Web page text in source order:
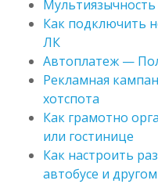
Как подключить
ЛК
Автоплатеж —
Рекламная
хотспота
Как грамотно
или гостинице
Как настроить
автобусе и